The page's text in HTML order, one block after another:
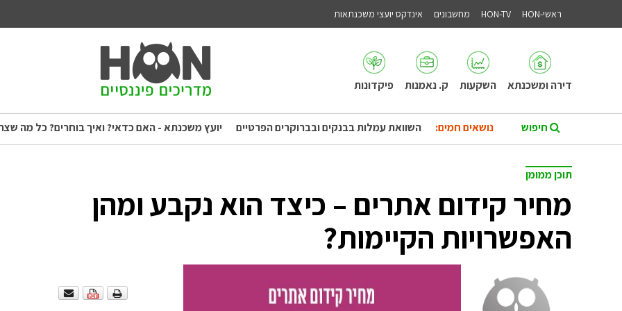
ראשי-HON HON-TV מחשבונים אינדקס יועצי משכנתאות
דירה ומשכנתא השקעות ק. נאמנות פיקדונות
נושאים חמים: השוואת עמלות בבנקים ובברוקרים הפרטיים יועץ משכנתא - האם כדאי? ואיך בוחרים? כל מה
תוכן ממומן
מחיר קידום אתרים – כיצד הוא נקבע ומהן
האפשרויות הקיימות?